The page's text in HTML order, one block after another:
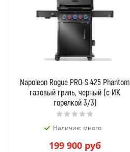
Napoleon Rogue PRO-S 425 Phantom
газовый гриль, черный (с ИК
горелкой 3/3)
Наличие: много
199 900 руб